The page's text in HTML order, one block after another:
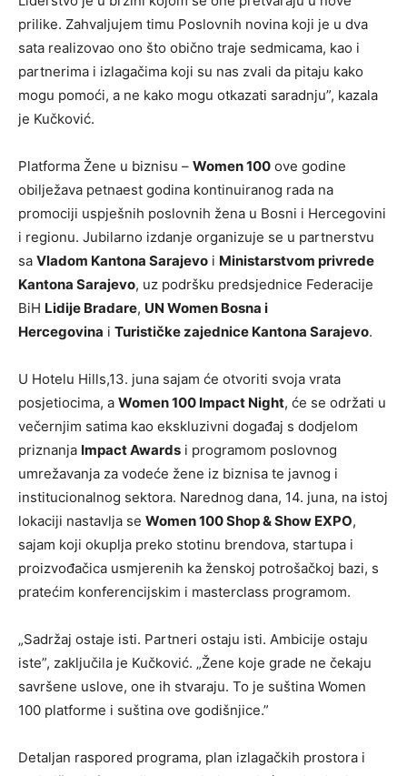
prilike. Zahvaljujem timu Poslovnih novina koji je u dva
sata realizovao ono što obično traje sedmicama, kao i
partnerima i izlagačima koji su nas zvali da pitaju kako
mogu pomoći, a ne kako mogu otkazati saradnju”, kazala
je Kučković.
Platforma Žene u biznisu – Women 100 ove godine
obilježava petnaest godina kontinuiranog rada na
promociji uspješnih poslovnih žena u Bosni i Hercegovini
i regionu. Jubilarno izdanje organizuje se u partnerstvu
sa Vladom Kantona Sarajevo i Ministarstvom privrede
Kantona Sarajevo, uz podršku predsjednice Federacije
BiH Lidije Bradare, UN Women Bosna i
Hercegovina i Turističke zajednice Kantona Sarajevo.
U Hotelu Hills,13. juna sajam će otvoriti svoja vrata
posjetiocima, a Women 100 Impact Night, će se održati u
večernjim satima kao ekskluzivni događaj s dodjelom
priznanja Impact Awards i programom poslovnog
umrežavanja za vodeće žene iz biznisa te javnog i
institucionalnog sektora. Narednog dana, 14. juna, na istoj
lokaciji nastavlja se Women 100 Shop & Show EXPO,
sajam koji okuplja preko stotinu brendova, startupa i
proizvođačica usmjerenih ka ženskoj potrošačkoj bazi, s
pratećim konferencijskim i masterclass programom.
„Sadržaj ostaje isti. Partneri ostaju isti. Ambicije ostaju
iste”, zaključila je Kučković. „Žene koje grade ne čekaju
savršene uslove, one ih stvaraju. To je suština Women
100 platforme i suština ove godišnjice.”
Detaljan raspored programa, plan izlagačkih prostora i